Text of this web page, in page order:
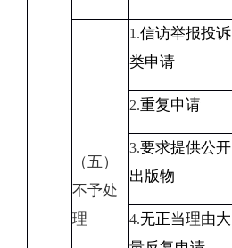
（五）
不予处
理
1.信访举报投诉
类申请
2.重复申请
3.要求提供公开
出版物
4.无正当理由大